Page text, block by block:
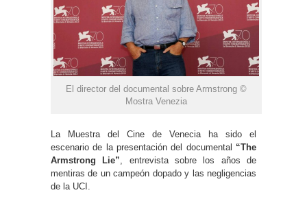
El director del documental sobre Armstrong ©
Mostra Venezia
La Muestra del Cine de Venecia ha sido el
escenario de la presentación del documental “The
Armstrong Lie” , entrevista sobre los años de
mentiras de un campeón dopado y las negligencias
de la UCI.